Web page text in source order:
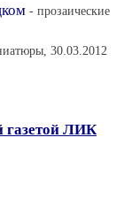
- прозаические
30.03.2012
газетой ЛИК